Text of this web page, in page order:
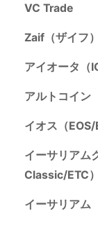
VC Trade
Zaif（ザイフ）
アイオータ（
アルトコイン
イオス（EOS/
イーサリアム
Classic/ETC）
イーサリアム